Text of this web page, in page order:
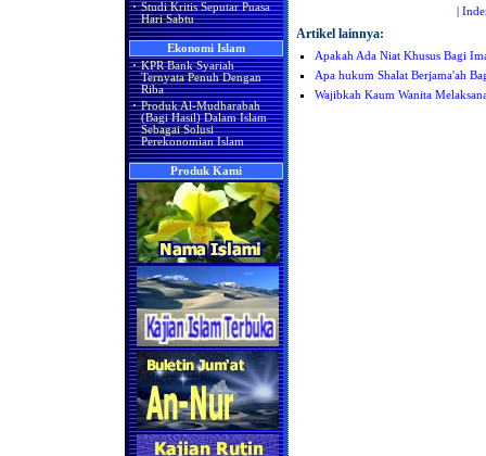
· Studi Kritis Seputar Puasa
Hari Sabtu
Ekonomi Islam
· KPR Bank Syariah
Ternyata Penuh Dengan
Riba
· Produk Al-Mudharabah
(Bagi Hasil) Dalam Islam
Sebagai Solusi
Perekonomian Islam
Produk Kami
|
Artikel lainnya:
Apakah Ada Niat Khusus Bagi
Apa hukum Shalat Berjama'ah
Wajibkah Kaum Wanita